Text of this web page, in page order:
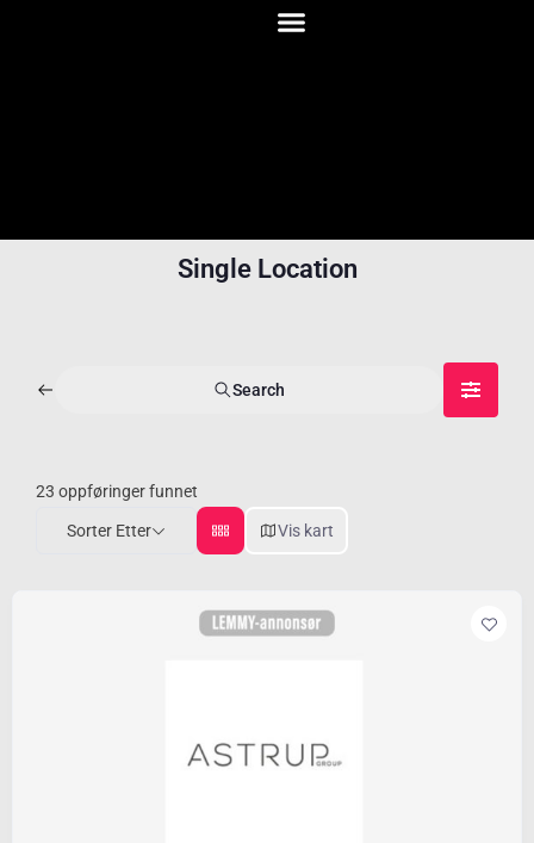
Single Location
Search
23 oppføringer funnet
Sorter Etter Vis kart